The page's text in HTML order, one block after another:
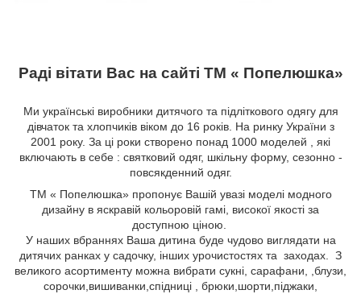
Раді вітати Вас на сайті ТМ « Попелюшка»
Ми українські виробники дитячого та підліткового одягу для
дівчаток та хлопчиків віком до 16 років. На ринку України з
2001 року. За ці роки створено понад 1000 моделей , які
включають в себе : святковий одяг, шкільну форму, сезонно -
повсякденний одяг.
ТМ « Попелюшка» пропонує Вашій увазі моделі модного
дизайну в яскравій кольоровій гамі, високої якості за
доступною ціною.
У наших вбраннях Ваша дитина буде чудово виглядати на
дитячих ранках у садочку, інших урочистостях та заходах. З
великого асортименту можна вибрати сукні, сарафани,
,блузи,
сорочки,вишиванки,спідниці
, брюки,шорти,піджаки,